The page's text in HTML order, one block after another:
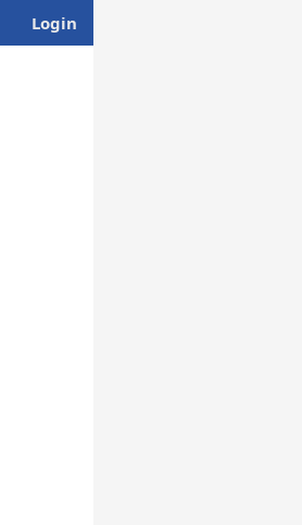
Login